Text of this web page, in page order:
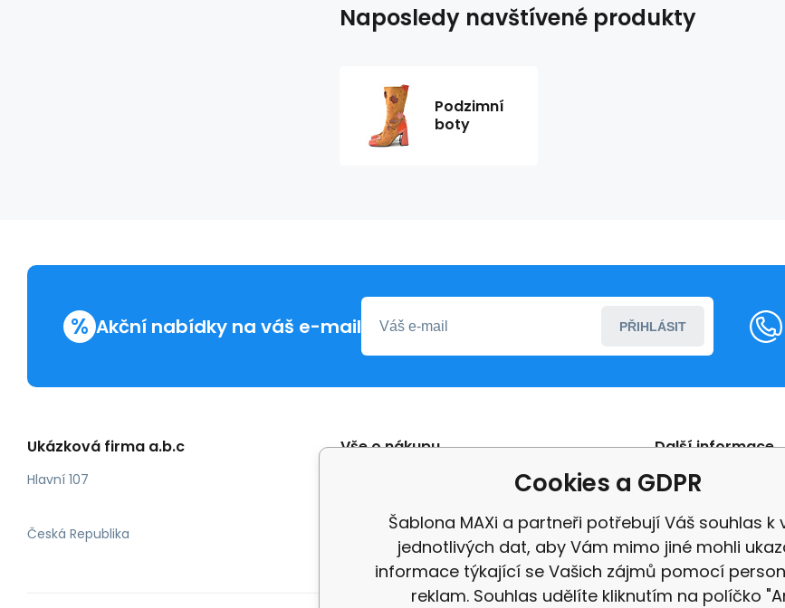
Naposledy navštívené produkty
Podzimní
boty
% Akční nabídky na váš e-mail PŘIHLÁSIT
Ukázková firma a.b.c
Hlavní 107
Česká Republika
Vše o nákupu Další informace
Reklamace
Cookies a GDPR
Šablona MAXi a partneři potřebují Váš souhlas k
jednotlivých dat, aby Vám mimo jiné mohli
informace týkající se Vašich zájmů pomocí
reklam. Souhlas udělíte kliknutím na políčko